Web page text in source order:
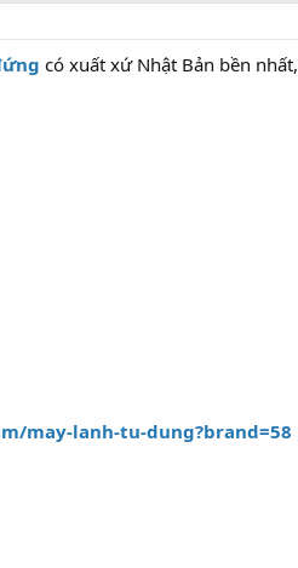
có xuất xứ Nhật Bản bền
may-lanh-tu-dung?brand=58